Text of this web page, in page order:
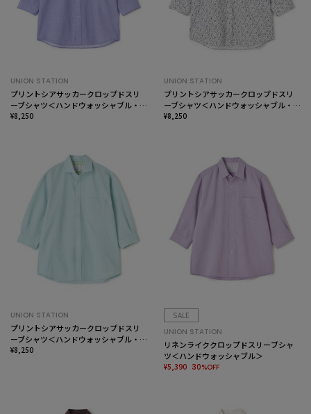
UNION STATION
プリントシアサッカークロップドスリ
ーブシャツ＜ハンドウォッシャブル・
軽量・通気性＞
¥8,250
UNION STATION
プリントシアサッカークロップドスリ
ーブシャツ＜ハンドウォッシャブル・
軽量・通気性＞
¥8,250
UNION STATION
プリントシアサッカークロップドスリ
ーブシャツ＜ハンドウォッシャブル・
軽量・通気性＞
¥8,250
SALE
UNION STATION
リネンライククロップドスリーブシャ
ツ＜ハンドウォッシャブル＞
¥5,390 30%OFF